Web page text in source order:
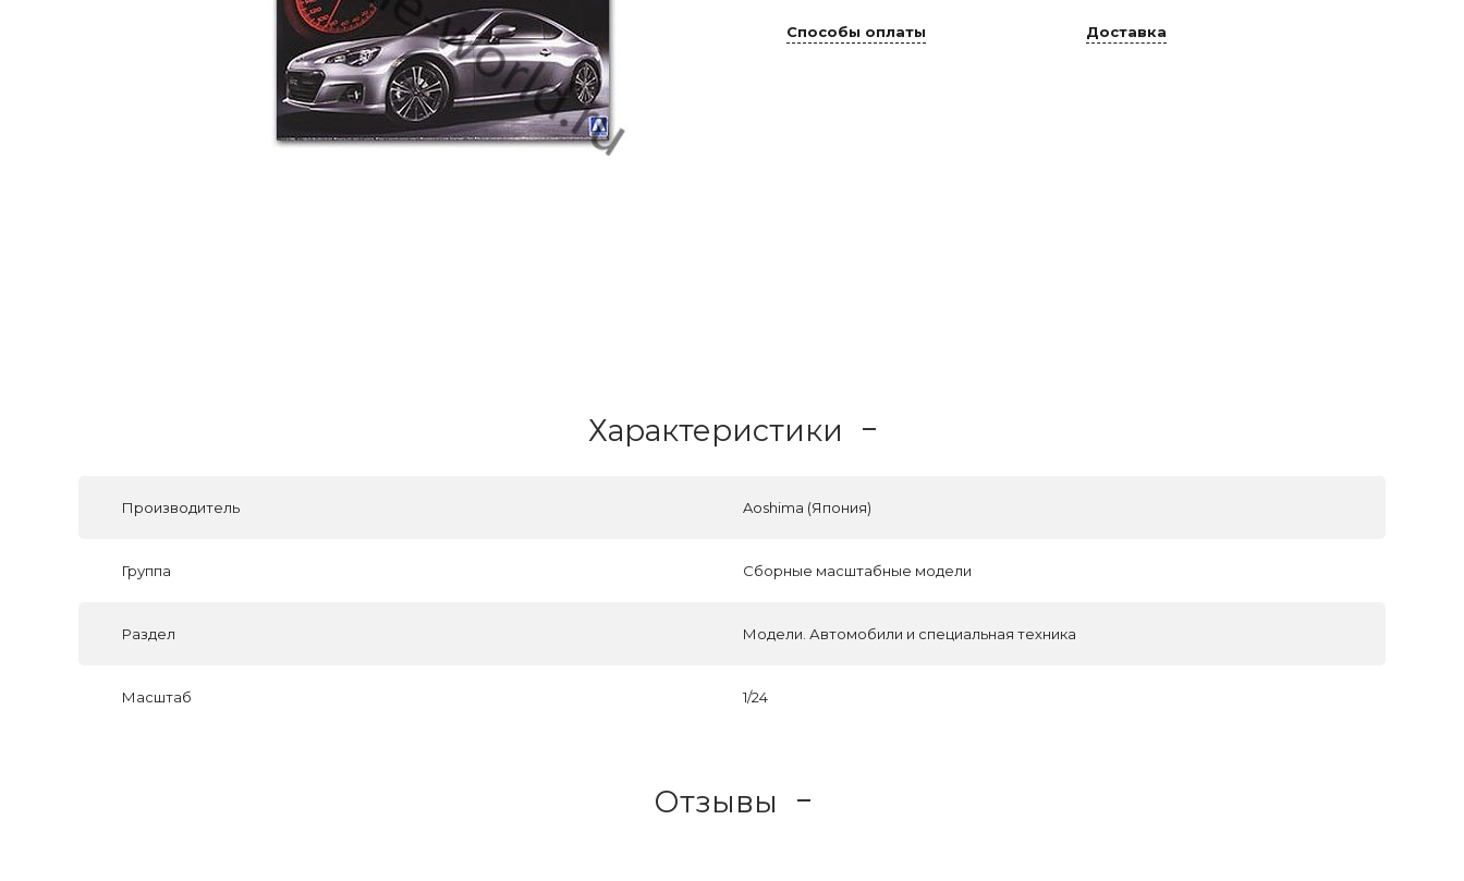
Способы оплаты Доставка
Характеристики
Производитель Aoshima (Япония)
Группа Сборные масштабные модели
Раздел Модели. Автомобили и специальная техника
Масштаб 1/24
Отзывы